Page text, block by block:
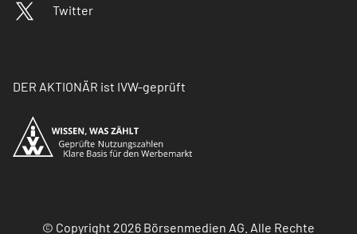
Twitter
DER AKTIONÄR ist IVW-geprüft
© Copyright 2026 Börsenmedien AG. Alle Rechte